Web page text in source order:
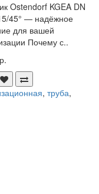
Ostendorf KGEA DN
45° — надёжное
для вашей
Почему с..
, труба,